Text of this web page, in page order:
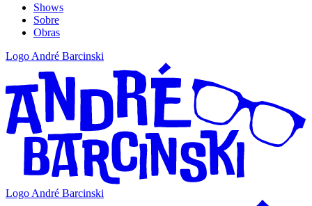
Shows
Sobre
Obras
Logo André Barcinski
Logo André Barcinski